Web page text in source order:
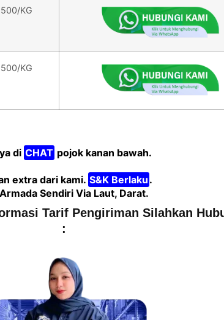
KG
KG
di CHAT pojok kanan bawah.
extra dari kami. S&K Berlaku .
Sendiri Via Laut, Darat.
Tarif Pengiriman Silahkan
: